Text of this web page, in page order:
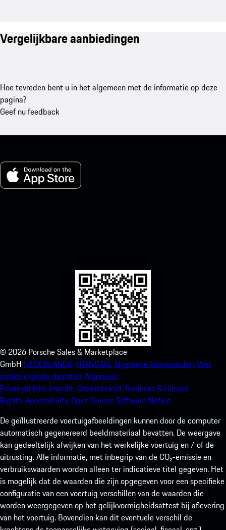
Vergelijkbare aanbiedingen
Hoe tevreden bent u in het algemeen met de informatie op deze
pagina?
Geef nu feedback
© 2026 Porsche Sales & Marketplace
GmbH NEDERLANDS. FRANCAIS.Algemene Voorwaarden.Wet
inzake digitale diensten.Algemeen
Privacybeleid. Imprint.Cookiebeleid. Business & Human
Rights.Accessibility.Open Source Software Notice.
De geïllustreerde voertuigafbeeldingen kunnen door de computer
automatisch gegenereerd beeldmateriaal bevatten. De weergave
kan gedeeltelijk afwijken van het werkelijke voertuig en / of de
uitrusting. Alle informatie, met inbegrip van de CO₂-emissie en
verbruikswaarden worden alleen ter indicatieve titel gegeven. Het
is mogelijk dat de waarden die zijn opgegeven voor een specifieke
configuratie van een voertuig verschillen van de waarden die
worden weergegeven op het gelijkvormigheidsattest bij aflevering
van het voertuig. Bovendien kan dit eventuele verschil de